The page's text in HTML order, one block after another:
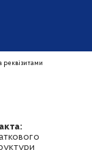
реквізитами